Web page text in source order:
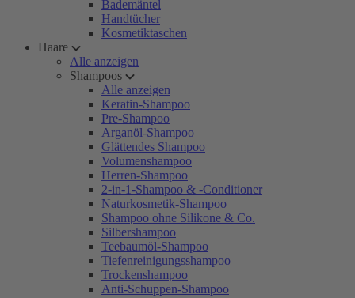
Bademäntel
Handtücher
Kosmetiktaschen
Haare
Alle anzeigen
Shampoos
Alle anzeigen
Keratin-Shampoo
Pre-Shampoo
Arganöl-Shampoo
Glättendes Shampoo
Volumenshampoo
Herren-Shampoo
2-in-1-Shampoo & -Conditioner
Naturkosmetik-Shampoo
Shampoo ohne Silikone & Co.
Silbershampoo
Teebaumöl-Shampoo
Tiefenreinigungsshampoo
Trockenshampoo
Anti-Schuppen-Shampoo